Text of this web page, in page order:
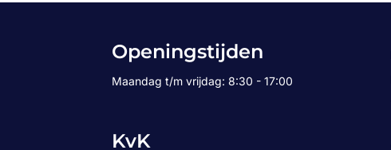
Openingstijden
Maandag t/m vrijdag: 8:30 - 17:00
KvK